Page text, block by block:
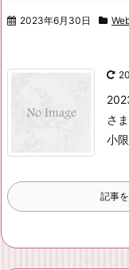
2023年6月30日
さ
小
記事